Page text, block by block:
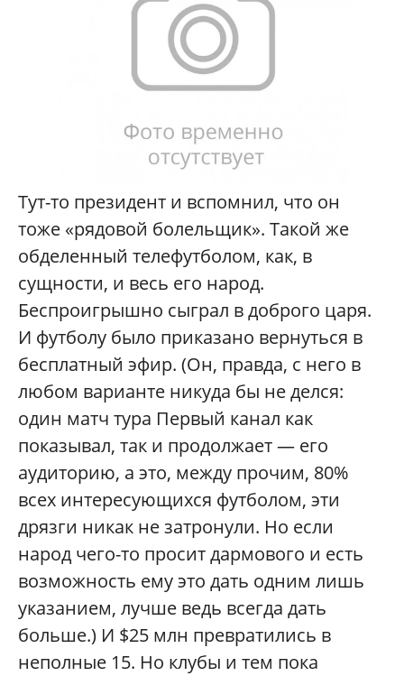
Тут-то президент и вспомнил, что он
тоже «рядовой болельщик». Такой же
обделенный телефутболом, как, в
сущности, и весь его народ.
Беспроигрышно сыграл в доброго царя.
И футболу было приказано вернуться в
бесплатный эфир. (Он, правда, с него в
любом варианте никуда бы не делся:
один матч тура Первый канал как
показывал, так и продолжает — его
аудиторию, а это, между прочим, 80%
всех интересующихся футболом, эти
дрязги никак не затронули. Но если
народ чего-то просит дармового и есть
возможность ему это дать одним лишь
указанием, лучше ведь всегда дать
больше.) И $25 млн превратились в
неполные 15. Но клубы и тем пока